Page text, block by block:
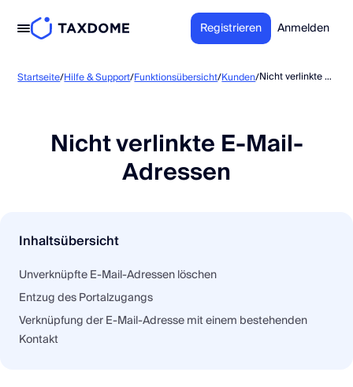
Registrieren Anmelden
Startseite/Hilfe & Support/Funktionsübersicht/Kunden/ Nicht verlinkte E-Mail-Adressen
Nicht verlinkte E-Mail-
Adressen
Inhaltsübersicht
Unverknüpfte E-Mail-Adressen löschen
Entzug des Portalzugangs
Verknüpfung der E-Mail-Adresse mit einem bestehenden
Kontakt